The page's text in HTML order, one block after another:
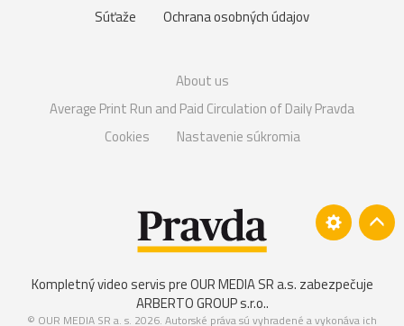
Súťaže
Ochrana osobných údajov
About us
Average Print Run and Paid Circulation of Daily Pravda
Cookies
Nastavenie súkromia
Kompletný video servis pre OUR MEDIA SR a.s. zabezpečuje
ARBERTO GROUP s.r.o..
© OUR MEDIA SR a. s. 2026. Autorské práva sú vyhradené a vykonáva ich